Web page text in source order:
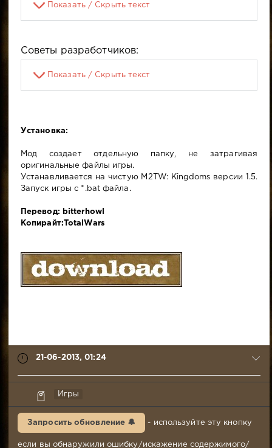
Показать / Скрыть текст
Советы разработчиков:
Показать / Скрыть текст
Установка:
Мод создает отдельную папку, не затрагивая
оригинальные файлы игры.
Устанавливается на чистую M2TW: Kingdoms версии 1.5.
Запуск игры с *.bat файла.
Перевод: bitterhowl
Копирайт:TotalWars
21-06-2013, 01:24
Гарри
Топор
2013,
Игры
Запросить обновление 🔔 - используйте эту кнопку
если вы обнаружили ошибку/искажение содержимого/